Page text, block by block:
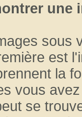
une
sous
est
la
vous
se